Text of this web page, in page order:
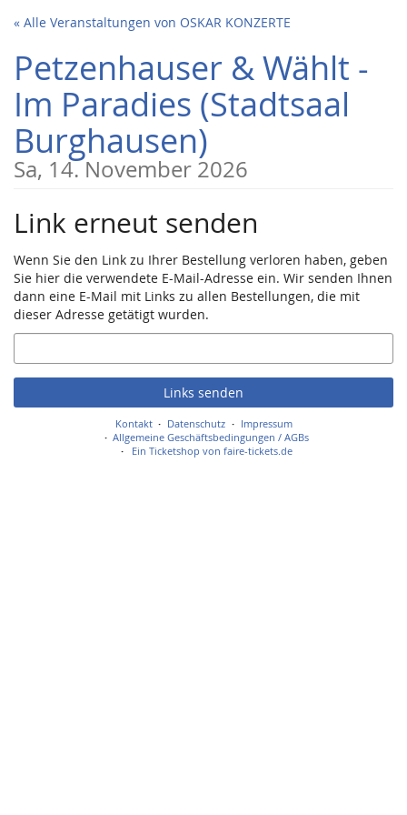
Zum
Inhalt
springen
« Alle Veranstaltungen von OSKAR KONZERTE
Petzenhauser & Wählt -
Im Paradies (Stadtsaal
Burghausen)
Sa, 14. November 2026
Link erneut senden
Wenn Sie den Link zu Ihrer Bestellung verloren haben, geben
Sie hier die verwendete E-Mail-Adresse ein. Wir senden Ihnen
dann eine E-Mail mit Links zu allen Bestellungen, die mit
dieser Adresse getätigt wurden.
E-
Mail
Links senden
Kontakt Datenschutz
Impressum
Allgemeine Geschäftsbedingungen / AGBs
Ein Ticketshop von faire-tickets.de